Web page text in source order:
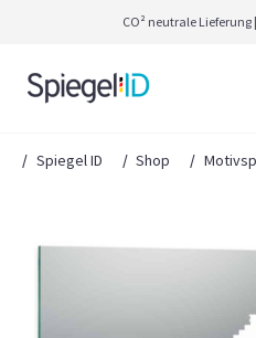
springen
CO² neutrale Lieferung
Spiegel ID Shop